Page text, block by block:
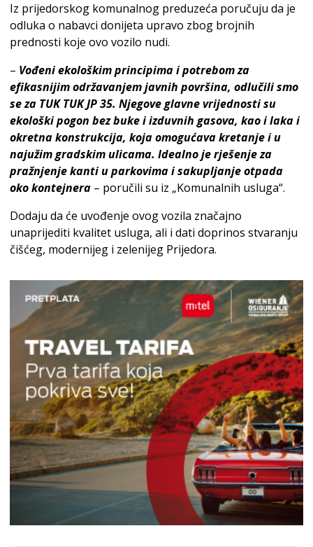
Iz prijedorskog komunalnog preduzeća poručuju da je
odluka o nabavci donijeta upravo zbog brojnih
prednosti koje ovo vozilo nudi.
– Vođeni ekološkim principima i potrebom za
efikasnijim održavanjem javnih površina, odlučili smo
se za TUK TUK JP 35. Njegove glavne vrijednosti su
ekološki pogon bez buke i izduvnih gasova, kao i laka i
okretna konstrukcija, koja omogućava kretanje i u
najužim gradskim ulicama. Idealno je rješenje za
pražnjenje kanti u parkovima i sakupljanje otpada
oko kontejnera – poručili su iz „Komunalnih usluga“.
Dodaju da će uvođenje ovog vozila značajno
unaprijediti kvalitet usluga, ali i dati doprinos stvaranju
čišćeg, modernijeg i zelenijeg Prijedora.